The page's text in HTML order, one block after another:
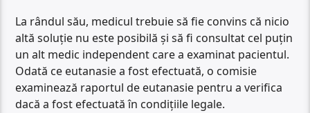
La rândul său, medicul trebuie să fie convins că nicio
altă soluție nu este posibilă și să fi consultat cel puțin
un alt medic independent care a examinat pacientul.
Odată ce eutanasie a fost efectuată, o comisie
examinează raportul de eutanasie pentru a verifica
dacă a fost efectuată în condițiile legale.